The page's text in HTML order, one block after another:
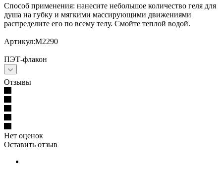
Способ применения: нанесите небольшое количество геля для
душа на губку и мягкими массирующими движениями
распределите его по всему телу. Смойте теплой водой.
Артикул:М2290
ПЭТ-флакон
Отзывы
Нет оценок
Оставить отзыв